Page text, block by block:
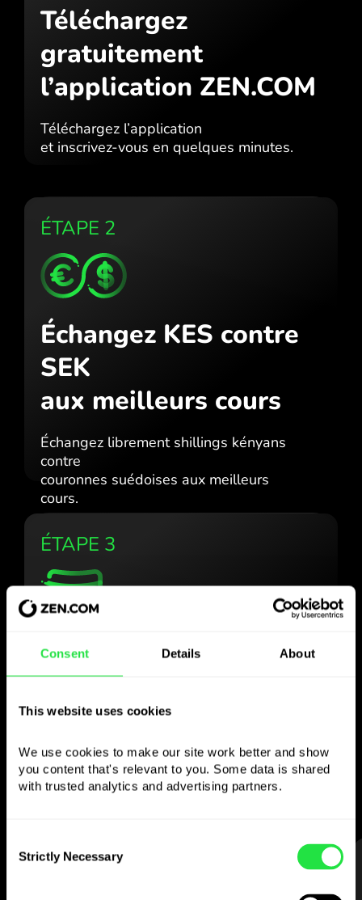
Consent Details About
This website uses cookies
We use cookies to make our site work better and show
you content that's relevant to you. Some data is shared
with trusted analytics and advertising partners.
Selection
Strictly Necessary
Téléchargez
gratuitement
l’application ZEN.COM
Téléchargez l’application
et inscrivez-vous en quelques minutes.
ÉTAPE 2
Échangez KES contre
SEK
aux meilleurs cours
Échangez librement shillings kényans
contre
couronnes suédoises aux meilleurs
cours.
ÉTAPE 3
Utilisez la devise
choisie
comme vous le
souhaitez
Envoyez de l’argent à l’étranger,
— simple et sans stress.
ÉTAPE 1